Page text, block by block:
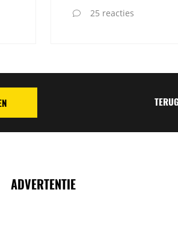
25 reacties
ADVERTENTIE